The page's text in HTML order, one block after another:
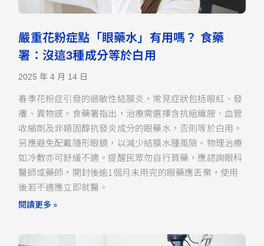
嚴重花粉症點「眼藥水」有用嗎？ 食藥
署：沒這3種成分等於白用
2025 年 4 月 14 日
春季花粉症引發的過敏性結膜炎，常見症狀包括眼紅、發
癢、異物感。食藥署指出，治療需選擇含抗組織胺、血管
收縮劑及非類固醇抗發炎成分的眼藥水，否則等於白用。
另應避免配戴隱形眼鏡，以減少結膜水腫風險。物理治療
如冷敷亦可舒緩不適。提醒民眾勿自行買藥，應諮詢眼科
醫師或藥師，開封後逾1個月未用完的眼藥應丟棄，使用
後若不適應立即就醫。
閱讀更多 »